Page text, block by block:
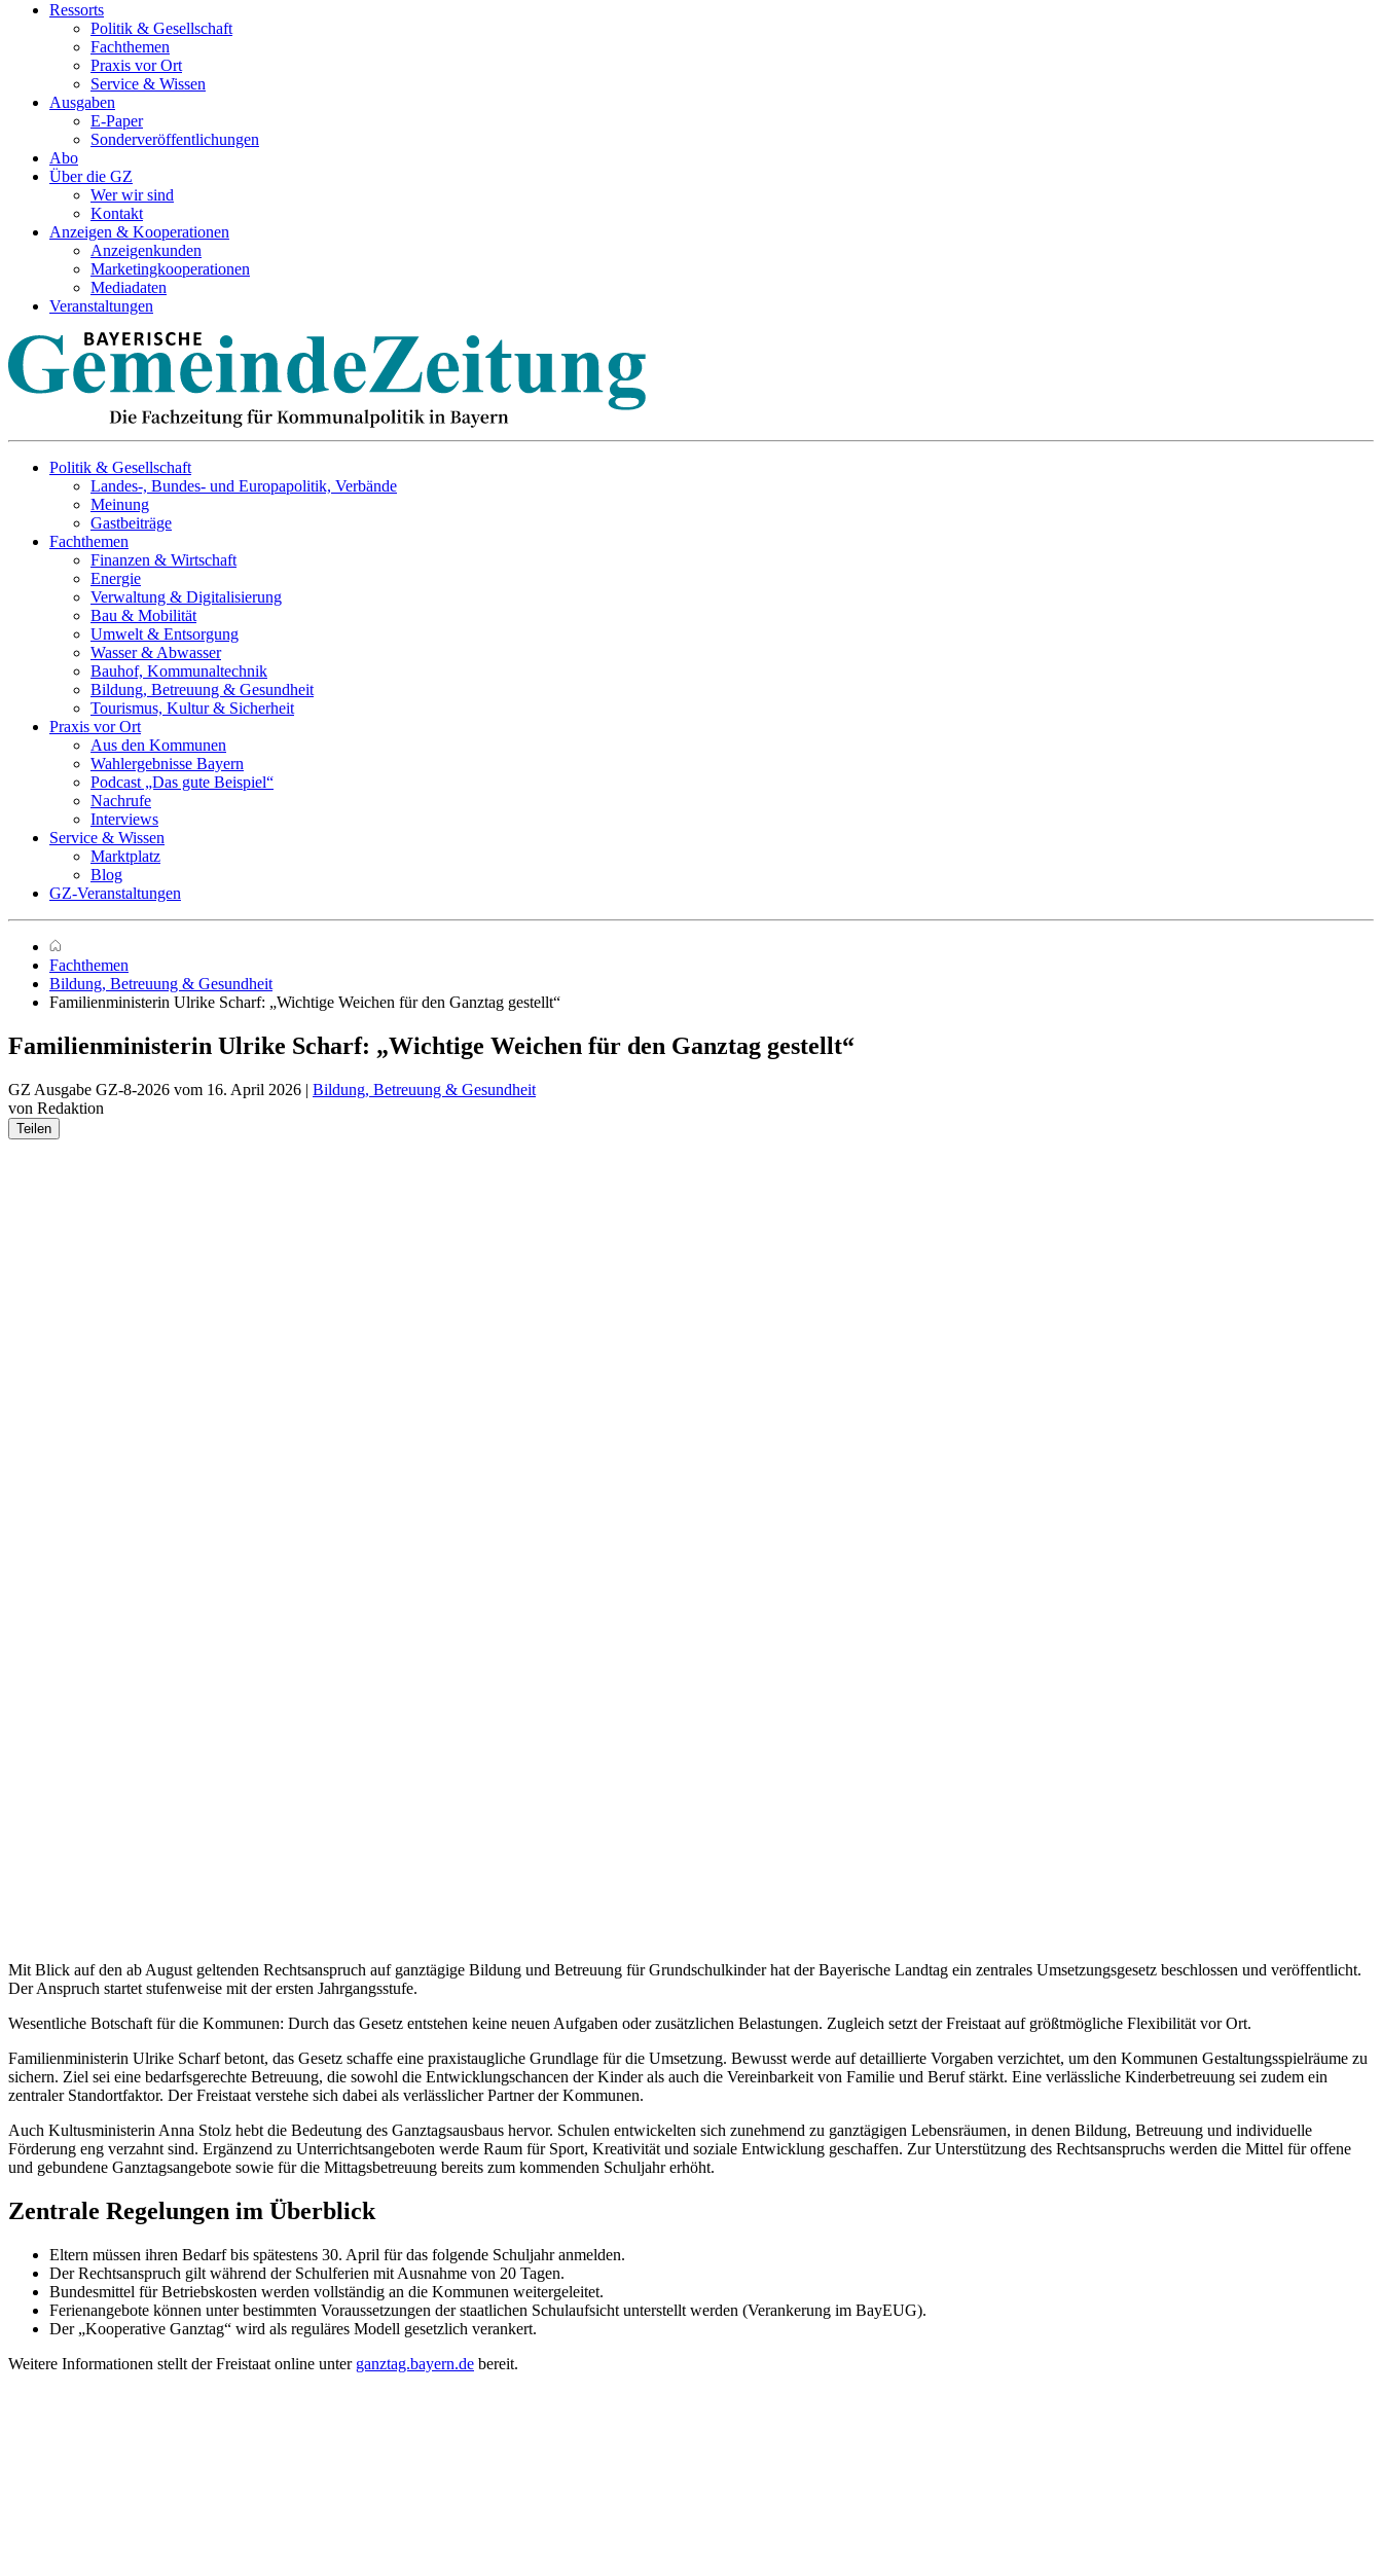
Ressorts
Politik & Gesellschaft
Fachthemen
Praxis vor Ort
Service & Wissen
Ausgaben
E-Paper
Sonderveröffentlichungen
Abo
Über die GZ
Wer wir sind
Kontakt
Anzeigen & Kooperationen
Anzeigenkunden
Marketingkooperationen
Mediadaten
Veranstaltungen
Politik & Gesellschaft
Landes-, Bundes- und Europapolitik, Verbände
Meinung
Gastbeiträge
Fachthemen
Finanzen & Wirtschaft
Energie
Verwaltung & Digitalisierung
Bau & Mobilität
Umwelt & Entsorgung
Wasser & Abwasser
Bauhof, Kommunaltechnik
Bildung, Betreuung & Gesundheit
Tourismus, Kultur & Sicherheit
Praxis vor Ort
Aus den Kommunen
Wahlergebnisse Bayern
Podcast „Das gute Beispiel“
Nachrufe
Interviews
Service & Wissen
Marktplatz
Blog
GZ-Veranstaltungen
Fachthemen
Bildung, Betreuung & Gesundheit
Familienministerin Ulrike Scharf: „Wichtige Weichen für den Ganztag gestellt“
Familienministerin Ulrike Scharf: „Wichtige Weichen für den Ganztag gestellt“
GZ Ausgabe GZ-8-2026 vom 16. April 2026 | Bildung, Betreuung & Gesundheit
von Redaktion
Teilen
Mit Blick auf den ab August geltenden Rechtsanspruch auf ganztägige Bildung und Betreuung für Grundschulkinder hat der Bayerische Landtag ein zentrales Umsetzungsgesetz beschlossen und veröffentlicht.
Der Anspruch startet stufenweise mit der ersten Jahrgangsstufe.
Wesentliche Botschaft für die Kommunen: Durch das Gesetz entstehen keine neuen Aufgaben oder zusätzlichen Belastungen. Zugleich setzt der Freistaat auf größtmögliche Flexibilität vor Ort.
Familienministerin Ulrike Scharf betont, das Gesetz schaffe eine praxistaugliche Grundlage für die Umsetzung. Bewusst werde auf detaillierte Vorgaben verzichtet, um den Kommunen Gestaltungsspielräume zu
sichern. Ziel sei eine bedarfsgerechte Betreuung, die sowohl die Entwicklungschancen der Kinder als auch die Vereinbarkeit von Familie und Beruf stärkt. Eine verlässliche Kinderbetreuung sei zudem ein
zentraler Standortfaktor. Der Freistaat verstehe sich dabei als verlässlicher Partner der Kommunen.
Auch Kultusministerin Anna Stolz hebt die Bedeutung des Ganztagsausbaus hervor. Schulen entwickelten sich zunehmend zu ganztägigen Lebensräumen, in denen Bildung, Betreuung und individuelle
Förderung eng verzahnt sind. Ergänzend zu Unterrichtsangeboten werde Raum für Sport, Kreativität und soziale Entwicklung geschaffen. Zur Unterstützung des Rechtsanspruchs werden die Mittel für offene
und gebundene Ganztagsangebote sowie für die Mittagsbetreuung bereits zum kommenden Schuljahr erhöht.
Zentrale Regelungen im Überblick
Eltern müssen ihren Bedarf bis spätestens 30. April für das folgende Schuljahr anmelden.
Der Rechtsanspruch gilt während der Schulferien mit Ausnahme von 20 Tagen.
Bundesmittel für Betriebskosten werden vollständig an die Kommunen weitergeleitet.
Ferienangebote können unter bestimmten Voraussetzungen der staatlichen Schulaufsicht unterstellt werden (Verankerung im BayEUG).
Der „Kooperative Ganztag“ wird als reguläres Modell gesetzlich verankert.
Weitere Informationen stellt der Freistaat online unter ganztag.bayern.de bereit.